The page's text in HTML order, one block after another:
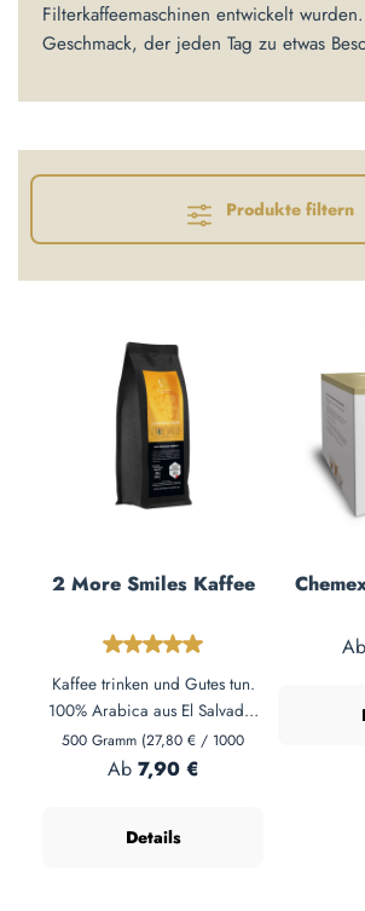
Filterkaffeemaschinen entwickelt
Geschmack, der jeden Tag zu etwas
Produkte filtern
2 More Smiles Kaffee
Durchschnittliche
Kaffee trinken und Gutes tun.
100% Arabica aus El Salvador
– vollmundig mit Mandel-Nuss-
Aroma. 1€ pro Kilo geht an
Vollautomat.
500 Gramm (27,80 € / 1000
Gramm)
Regulärer Preis:
Ab 7,90 €
Details
Ab